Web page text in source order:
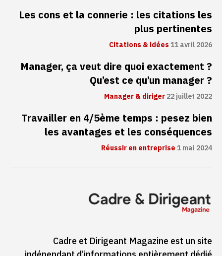
Les cons et la connerie : les citations les
plus pertinentes
Citations & idées11 avril 2026
Manager, ça veut dire quoi exactement ?
Qu’est ce qu’un manager ?
Manager & diriger22 juillet 2022
Travailler en 4/5ème temps : pesez bien
les avantages et les conséquences
Réussir en entreprise1 mai 2024
Cadre et Dirigeant Magazine est un site